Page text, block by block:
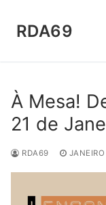
paraRDA69
À Mesa!
21 de
RDA69